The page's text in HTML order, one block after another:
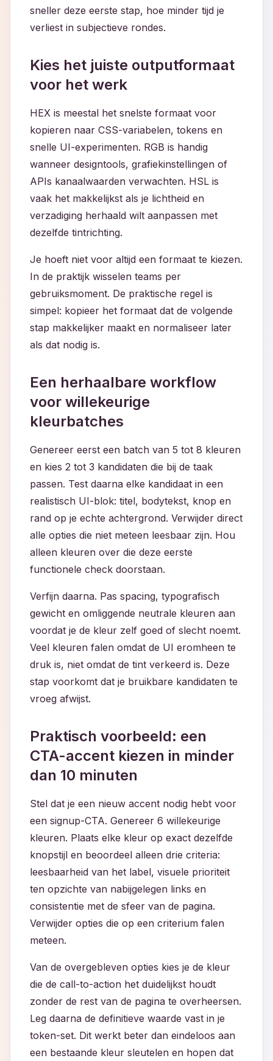
sneller deze eerste stap, hoe minder tijd je
verliest in subjectieve rondes.
Kies het juiste outputformaat
voor het werk
HEX is meestal het snelste formaat voor
kopieren naar CSS-variabelen, tokens en
snelle UI-experimenten. RGB is handig
wanneer designtools, grafiekinstellingen of
APIs kanaalwaarden verwachten. HSL is
vaak het makkelijkst als je lichtheid en
verzadiging herhaald wilt aanpassen met
dezelfde tintrichting.
Je hoeft niet voor altijd een formaat te kiezen.
In de praktijk wisselen teams per
gebruiksmoment. De praktische regel is
simpel: kopieer het formaat dat de volgende
stap makkelijker maakt en normaliseer later
als dat nodig is.
Een herhaalbare workflow
voor willekeurige
kleurbatches
Genereer eerst een batch van 5 tot 8 kleuren
en kies 2 tot 3 kandidaten die bij de taak
passen. Test daarna elke kandidaat in een
realistisch UI-blok: titel, bodytekst, knop en
rand op je echte achtergrond. Verwijder direct
alle opties die niet meteen leesbaar zijn. Hou
alleen kleuren over die deze eerste
functionele check doorstaan.
Verfijn daarna. Pas spacing, typografisch
gewicht en omliggende neutrale kleuren aan
voordat je de kleur zelf goed of slecht noemt.
Veel kleuren falen omdat de UI eromheen te
druk is, niet omdat de tint verkeerd is. Deze
stap voorkomt dat je bruikbare kandidaten te
vroeg afwijst.
Praktisch voorbeeld: een
CTA-accent kiezen in minder
dan 10 minuten
Stel dat je een nieuw accent nodig hebt voor
een signup-CTA. Genereer 6 willekeurige
kleuren. Plaats elke kleur op exact dezelfde
knopstijl en beoordeel alleen drie criteria:
leesbaarheid van het label, visuele prioriteit
ten opzichte van nabijgelegen links en
consistentie met de sfeer van de pagina.
Verwijder opties die op een criterium falen
meteen.
Van de overgebleven opties kies je de kleur
die de call-to-action het duidelijkst houdt
zonder de rest van de pagina te overheersen.
Leg daarna de definitieve waarde vast in je
token-set. Dit werkt beter dan eindeloos aan
een bestaande kleur sleutelen en hopen dat